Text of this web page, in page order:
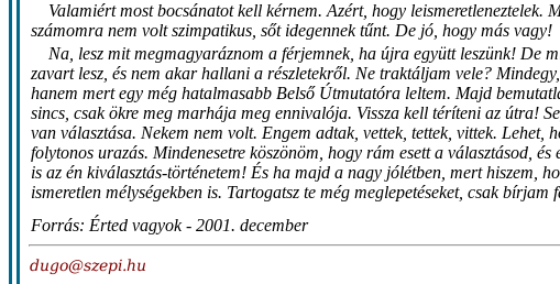
Valamiért most bocsánatot kell kérnem. Azért, hogy
számomra nem volt szimpatikus, sőt idegennek tűnt. De jó, hogy más vagy!
Na, lesz mit megmagyaráznom a férjemnek, ha újra együtt leszünk! De
zavart lesz, és nem akar hallani a részletekről. Ne traktáljam vele?
hanem mert egy még hatalmasabb Belső Útmutatóra leltem. Majd
sincs, csak ökre meg marhája meg ennivalója. Vissza kell téríteni az útra!
van választása. Nekem nem volt. Engem adtak, vettek, tettek, vittek.
folytonos urazás. Mindenesetre köszönöm, hogy rám esett a választásod,
is az én kiválasztás-történetem! És ha majd a nagy jólétben, mert hiszem,
ismeretlen mélységekben is. Tartogatsz te még meglepetéseket, csak
Forrás: Érted vagyok - 2001. december